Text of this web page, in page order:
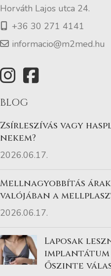
Horváth Lajos utca 24.
+36 30 271 4141
informacio@m2med.hu
BLOG
Zsírleszívás vagy
nekem?
2026.06.17.
Mellnagyobbítás
valójában a
2026.06.17.
Laposak
Őszinte